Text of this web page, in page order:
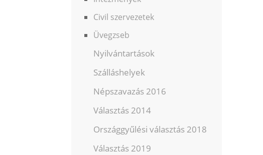
Civil szervezetek
Üvegzseb
Nyilvántartások
Szálláshelyek
Népszavazás 2016
Választás 2014
Országgyűlési választás 2018
Választás 2019